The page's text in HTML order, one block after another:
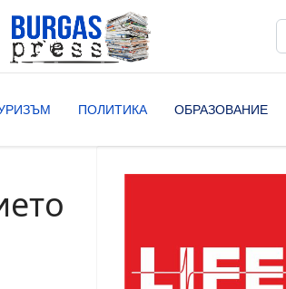
ПОЛИТИКА ОБРАЗОВАНИЕ